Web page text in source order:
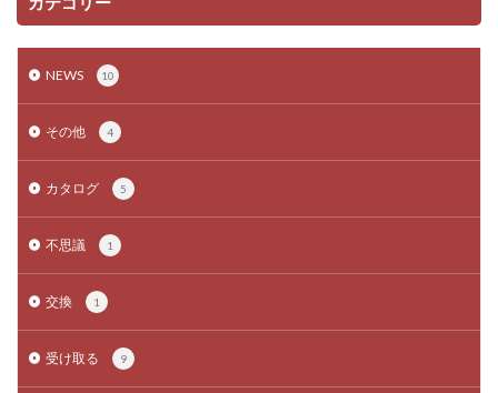
NEWS 10
その他 4
カタログ 5
不思議 1
交換 1
受け取る 9